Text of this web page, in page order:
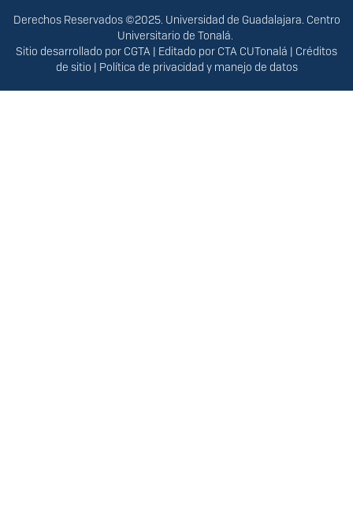
Derechos
Derechos Reservados ©2025. Universidad de Guadalajara. Centro
Universitario de Tonalá.
Sitio desarrollado por CGTA | Editado por CTA CUTonalá | Créditos
de sitio | Política de privacidad y manejo de datos